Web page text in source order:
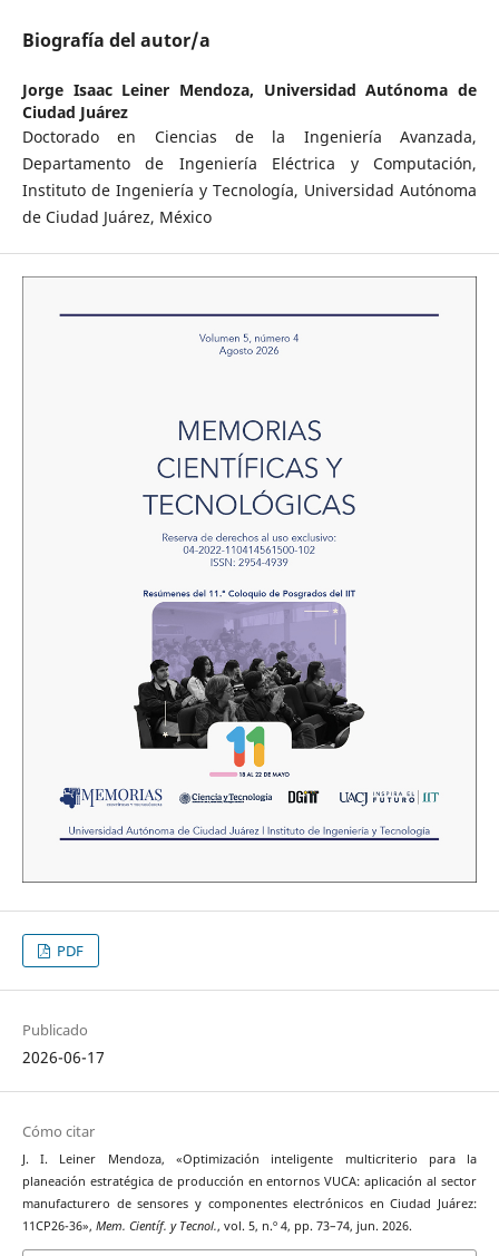
Biografía del autor/a
Jorge Isaac Leiner Mendoza, Universidad Autónoma de
Ciudad Juárez
Doctorado en Ciencias de la Ingeniería Avanzada,
Departamento de Ingeniería Eléctrica y Computación,
Instituto de Ingeniería y Tecnología, Universidad Autónoma
de Ciudad Juárez, México
PDF
Publicado
2026-06-17
Cómo citar
J. I. Leiner Mendoza, «Optimización inteligente multicriterio para la
planeación estratégica de producción en entornos VUCA: aplicación al sector
manufacturero de sensores y componentes electrónicos en Ciudad Juárez:
11CP26-36», Mem. Científ. y Tecnol., vol. 5, n.º 4, pp. 73–74, jun. 2026.